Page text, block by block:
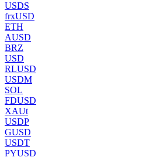
USDS
frxUSD
ETH
AUSD
BRZ
USD
RLUSD
USDM
SOL
FDUSD
XAUt
USDP
GUSD
USDT
PYUSD